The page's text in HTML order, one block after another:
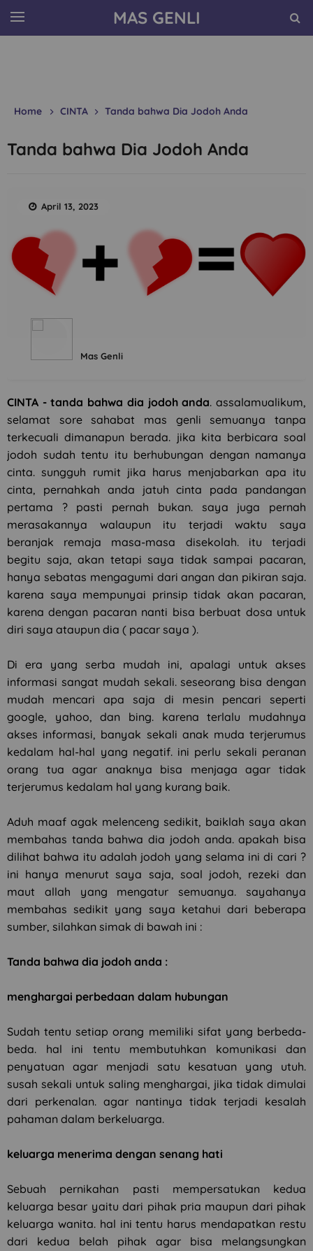
MAS GENLI
Home CINTA Tanda bahwa Dia Jodoh Anda
Tanda bahwa Dia Jodoh Anda
Mas Genli
April 13, 2023
CINTA - tanda bahwa dia jodoh anda. assalamualikum,
selamat sore sahabat mas genli semuanya tanpa
terkecuali dimanapun berada. jika kita berbicara soal
jodoh sudah tentu itu berhubungan dengan namanya
cinta. sungguh rumit jika harus menjabarkan apa itu
cinta, pernahkah anda jatuh cinta pada pandangan
pertama ? pasti pernah bukan. saya juga pernah
merasakannya walaupun itu terjadi waktu saya
beranjak remaja masa-masa disekolah. itu terjadi
begitu saja, akan tetapi saya tidak sampai pacaran,
hanya sebatas mengagumi dari angan dan pikiran saja.
karena saya mempunyai prinsip tidak akan pacaran,
karena dengan pacaran nanti bisa berbuat dosa untuk
diri saya ataupun dia ( pacar saya ).
Di era yang serba mudah ini, apalagi untuk akses
informasi sangat mudah sekali. seseorang bisa dengan
mudah mencari apa saja di mesin pencari seperti
google, yahoo, dan bing. karena terlalu mudahnya
akses informasi, banyak sekali anak muda terjerumus
kedalam hal-hal yang negatif. ini perlu sekali peranan
orang tua agar anaknya bisa menjaga agar tidak
terjerumus kedalam hal yang kurang baik.
Aduh maaf agak melenceng sedikit, baiklah saya akan
membahas tanda bahwa dia jodoh anda. apakah bisa
dilihat bahwa itu adalah jodoh yang selama ini di cari ?
ini hanya menurut saya saja, soal jodoh, rezeki dan
maut allah yang mengatur semuanya. sayahanya
membahas sedikit yang saya ketahui dari beberapa
sumber, silahkan simak di bawah ini :
Tanda bahwa dia jodoh anda :
menghargai perbedaan dalam hubungan
Sudah tentu setiap orang memiliki sifat yang berbeda-
beda. hal ini tentu membutuhkan komunikasi dan
penyatuan agar menjadi satu kesatuan yang utuh.
susah sekali untuk saling menghargai, jika tidak dimulai
dari perkenalan. agar nantinya tidak terjadi kesalah
pahaman dalam berkeluarga.
keluarga menerima dengan senang hati
Sebuah pernikahan pasti mempersatukan kedua
keluarga besar yaitu dari pihak pria maupun dari pihak
keluarga wanita. hal ini tentu harus mendapatkan restu
dari kedua belah pihak agar bisa melangsungkan